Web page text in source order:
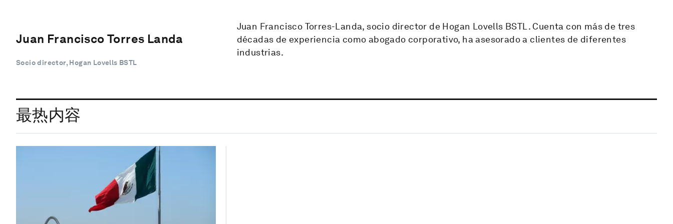
Juan Francisco Torres Landa
Socio director, Hogan Lovells BSTL
Juan Francisco Torres-Landa, socio director de Hogan Lovells BSTL. Cuenta con más de tres
décadas de experiencia como abogado corporativo, ha asesorado a clientes de diferentes
industrias.
最热内容